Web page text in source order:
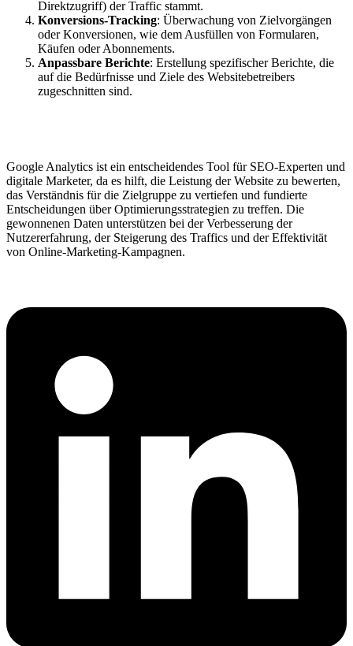
Direktzugriff) der Traffic stammt.
Konversions-Tracking: Überwachung von Zielvorgängen
oder Konversionen, wie dem Ausfüllen von Formularen,
Käufen oder Abonnements.
Anpassbare Berichte: Erstellung spezifischer Berichte, die
auf die Bedürfnisse und Ziele des Websitebetreibers
zugeschnitten sind.
Google Analytics ist ein entscheidendes Tool für SEO-Experten und
digitale Marketer, da es hilft, die Leistung der Website zu bewerten,
das Verständnis für die Zielgruppe zu vertiefen und fundierte
Entscheidungen über Optimierungsstrategien zu treffen. Die
gewonnenen Daten unterstützen bei der Verbesserung der
Nutzererfahrung, der Steigerung des Traffics und der Effektivität
von Online-Marketing-Kampagnen.